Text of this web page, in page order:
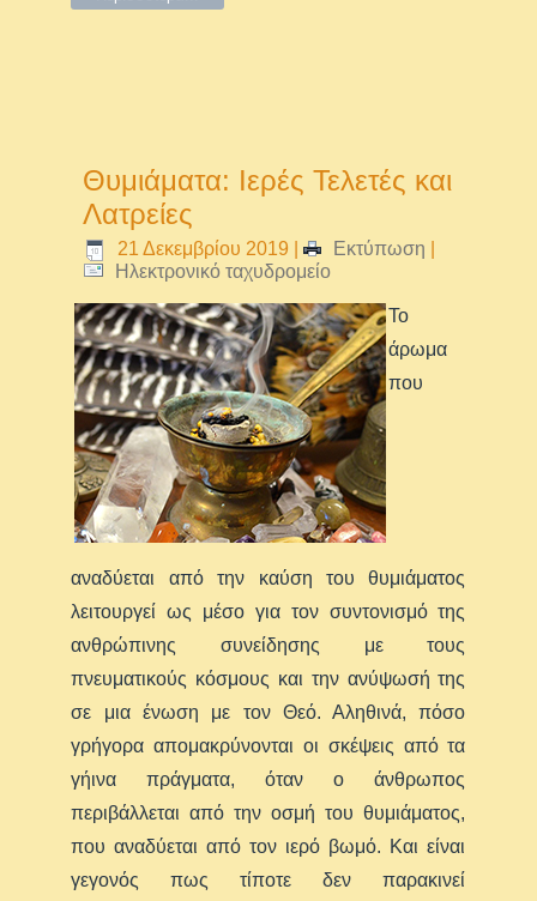
Θυμιάματα: Ιερές Τελετές και
Λατρείες
21 Δεκεμβρίου 2019 | Εκτύπωση
Ηλεκτρονικό ταχυδρομείο
Το
άρωμα
που
αναδύεται από την καύση του θυμιάματος
λειτουργεί ως μέσο για τον συντονισμό της
ανθρώπινης συνείδησης με τους
πνευματικούς κόσμους και την ανύψωσή της
σε μια ένωση με τον Θεό. Αληθινά, πόσο
γρήγορα απομακρύνονται οι σκέψεις από τα
γήινα πράγματα, όταν ο άνθρωπος
περιβάλλεται από την οσμή του θυμιάματος,
που αναδύεται από τον ιερό βωμό. Και είναι
γεγονός πως τίποτε δεν παρακινεί